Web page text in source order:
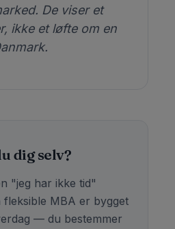
De viser et
ikke et løfte om en
dig selv?
"jeg har ikke tid"
fleksible MBA er bygget
— du bestemmer